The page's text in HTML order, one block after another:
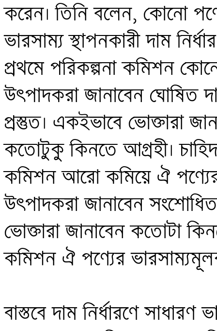
করেন। তিনি বলেন, কোনো
ভারসাম্য স্থাপনকারী দাম
প্রথমে পরিকল্পনা কমিশন
উৎপাদকরা জানাবেন ঘোষিত
প্রস্তুত। একইভাবে ভোক্তারা
কতোটুকু কিনতে আগ্রহী।
কমিশন আরো কমিয়ে ঐ
উৎপাদকরা জানাবেন
ভোক্তারা জানাবেন কতোটা
কমিশন ঐ পণ্যের
বাস্তবে দাম নির্ধারণে সাধারণ